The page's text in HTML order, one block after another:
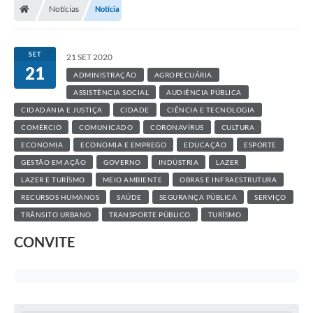
Notícias Notícia
SET
21
21 SET 2020
ADMINISTRAÇÃO AGROPECUÁRIA
ASSISTÊNCIA SOCIAL AUDIÊNCIA PÚBLICA
CIDADANIA E JUSTIÇA CIDADE CIÊNCIA E TECNOLOGIA
COMÉRCIO COMUNICADO CORONAVÍRUS CULTURA
ECONOMIA ECONOMIA E EMPREGO EDUCAÇÃO ESPORTE
GESTÃO EM AÇÃO GOVERNO INDÚSTRIA LAZER
LAZER E TURÍSMO MEIO AMBIENTE OBRAS E INFRAESTRUTURA
RECURSOS HUMANOS SAÚDE SEGURANÇA PÚBLICA SERVIÇO
TRÂNSITO URBANO TRANSPORTE PÚBLICO TURÍSMO
CONVITE